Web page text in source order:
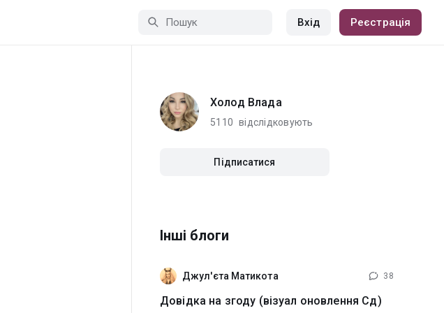
Вхід Реєстрація
Холод Влада
5110 відслідковують
Підписатися
Інші блоги
Джул'єта Матикота 38
Довідка на згоду (візуал оновлення Сд)